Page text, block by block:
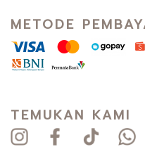
METODE
TEMUKAN KAMI